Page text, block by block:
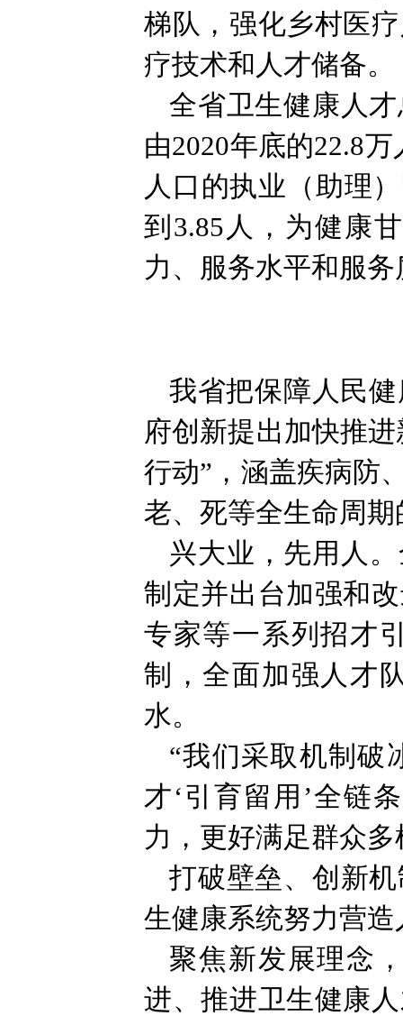
梯队，强化乡村医
疗技术和人才储备。
全省卫生健康人
由2020年底的22.8
人口的执业（助理
到3.85人，为健康
力、服务水平和服
我省把保障人民
府创新提出加快推
行动”，涵盖疾病防
老、死等全生命周
兴大业，先用人
制定并出台加强和
专家等一系列招才
制，全面加强人才
水。
“我们采取机制破
才‘引育留用’全链
力，更好满足群众
打破壁垒、创新
生健康系统努力营
聚焦新发展理念
进、推进卫生健康